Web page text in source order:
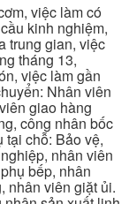
việc làm có
kinh nghiệm,
trung gian, việc
tháng 13,
việc làm gần
Nhân viên
giao hàng
công nhân bốc
tại chỗ: Bảo vệ,
nhân viên
bếp, nhân
nhân viên giặt ủi.